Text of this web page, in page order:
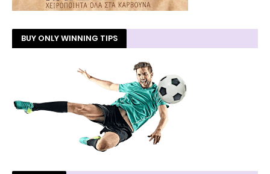
BUY ONLY WINNING TIPS